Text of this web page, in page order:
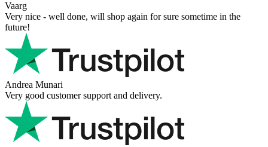
Vaarg
Very nice - well done, will shop again for sure sometime in the
future!
Andrea Munari
Very good customer support and delivery.